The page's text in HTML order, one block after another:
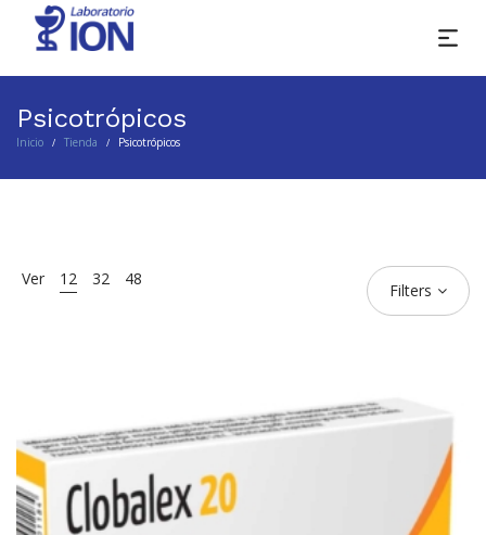
Psicotrópicos
Inicio / Tienda / Psicotrópicos
Ver 12 32 48
Filters